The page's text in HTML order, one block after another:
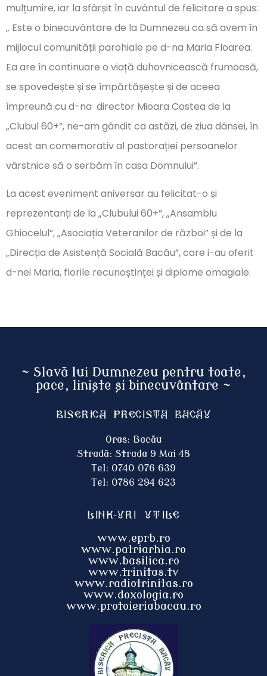
mulțumire, iar la sfârșit în cuvântul de felicitare a spus:
„ Este o binecuvântare de la Dumnezeu ca să avem în
mijlocul comunității parohiale pe d-na Maria Floarea.
Ea are în continuare o viață duhovnicească frumoasă,
se spovedește și se împărtășește și de aceea
împreună cu d-na director Mioara Costea de la
„Clubul 60+”, ne-am gândit ca astăzi, de ziua dânsei, în
acest an comemorativ al pastorației persoanelor
vârstnice să o serbăm în casa Domnului”.
La acest eveniment aniversar au felicitat-o și
reprezentanți de la „Clubului 60+”, „Ansamblu
Ghiocelul”, „Asociația Veteranilor de război” și de la
„Direcția de Asistență Socială Bacău”, care i-au oferit
d-nei Maria, florile recunoștinței și diplome omagiale.
~ Slavă lui Dumnezeu pentru toate,
pace, liniște și binecuvântare ~
Biserica Precista BACĂU
Oras: Bacău
Stradă: Strada 9 Mai 48
Tel: 0740 076 639
Tel: 0786 294 623
Link-uri utile
www.eprb.ro
www.patriarhia.ro
www.basilica.ro
www.trinitas.tv
www.radiotrinitas.ro
www.doxologia.ro
www.protoieriabacau.ro